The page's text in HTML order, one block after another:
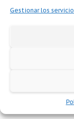
Gestionar los